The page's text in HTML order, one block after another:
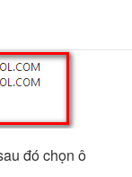
đó chọn ô